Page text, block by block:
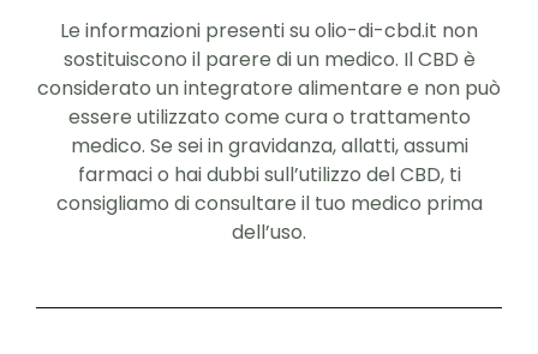
Le informazioni presenti su olio-di-cbd.it non
sostituiscono il parere di un medico. Il CBD è
considerato un integratore alimentare e non può
essere utilizzato come cura o trattamento
medico. Se sei in gravidanza, allatti, assumi
farmaci o hai dubbi sull’utilizzo del CBD, ti
consigliamo di consultare il tuo medico prima
dell’uso.